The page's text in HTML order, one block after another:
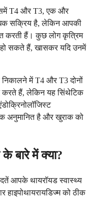
T4 और T3, एक और
सक्रिय है, लेकिन आपकी
करती हैं। कुछ लोग कृत्रिम
हो सकते हैं, खासकर यदि उनमें
निकालने में T4 और T3 दोनों
करते हैं, लेकिन यह सिंथेटिक
अनुमानित है और खुराक को
बारे में क्या?
आपके थायरॉयड स्वास्थ्य
को ठीक